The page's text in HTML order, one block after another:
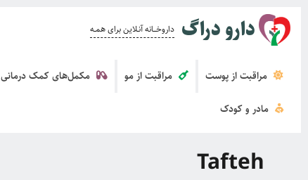
دارو دراگ داروخــــانه آنــلاین برای همــه
مراقبت از پوست مراقبت از مو مکمل‌های کمک درمانی
مادر و کودک
Tafteh